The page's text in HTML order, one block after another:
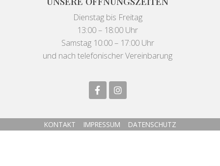
Dienstag bis Freitag
13:00 – 18:00 Uhr
Samstag 10:00 – 17:00 Uhr
und nach telefonischer Vereinbarung
KONTAKT IMPRESSUM DATENSCHUTZ